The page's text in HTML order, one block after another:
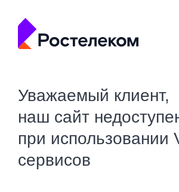
Уважаемый клиент,
наш сайт
при использовании
сервисов